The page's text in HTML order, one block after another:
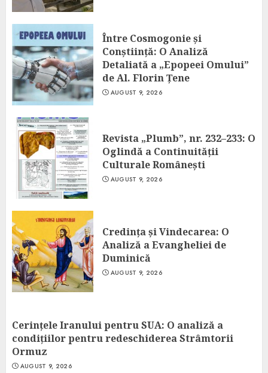
Între Cosmogonie și
Conștiință: O Analiză
Detaliată a „Epopeei Omului”
de Al. Florin Țene
AUGUST 9, 2026
Revista „Plumb”, nr. 232–233: O
Oglindă a Continuității
Culturale Românești
AUGUST 9, 2026
Credința și Vindecarea: O
Analiză a Evangheliei de
Duminică
AUGUST 9, 2026
Cerințele Iranului pentru SUA: O analiză a
condițiilor pentru redeschiderea Strâmtorii
Ormuz
AUGUST 9, 2026